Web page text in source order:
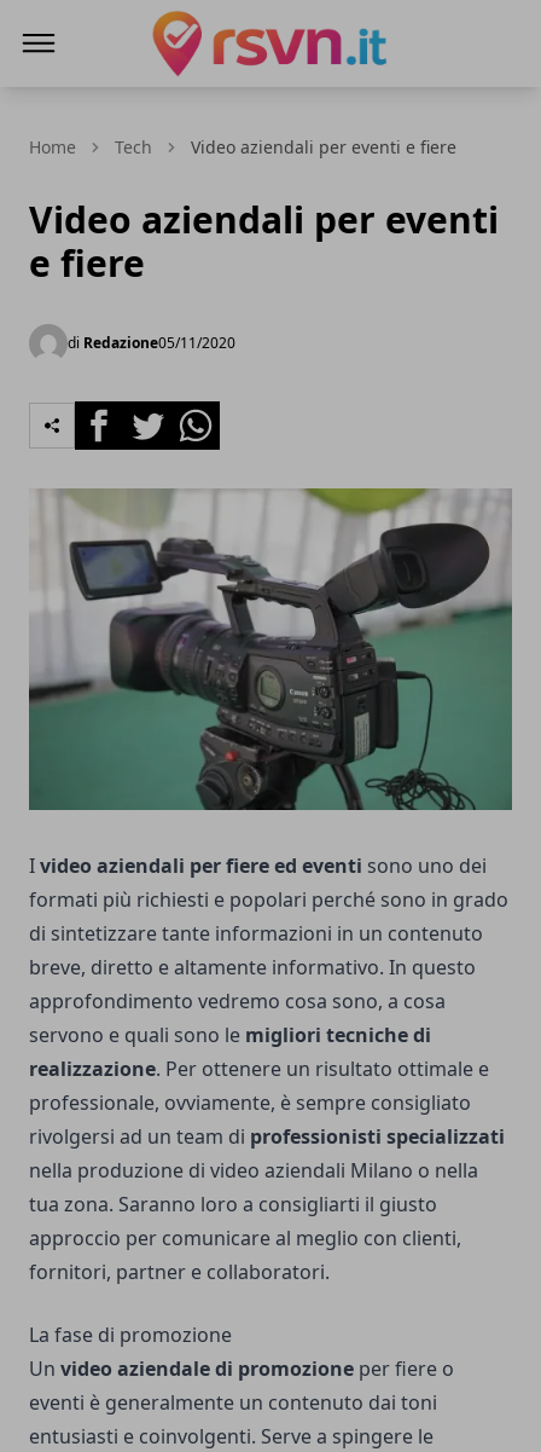
Home Tech Video aziendali per eventi e fiere
Video aziendali per eventi
e fiere
di Redazione05/11/2020
FacebookTwitterWhatsapp
Ivideo aziendali per fiere ed eventi sono uno dei
formati più richiesti e popolari perché sono in grado
di sintetizzare tante informazioni in un contenuto
breve, diretto e altamente informativo. In questo
approfondimento vedremo cosa sono, a cosa
servono e quali sono le migliori tecniche di
realizzazione. Per ottenere un risultato ottimale e
professionale, ovviamente, è sempre consigliato
rivolgersi ad un team di professionisti specializzati
nella produzione di video aziendali Milano o nella
tua zona. Saranno loro a consigliarti il giusto
approccio per comunicare al meglio con clienti,
fornitori, partner e collaboratori.
La fase di promozione
Un video aziendale di promozione per fiere o
eventi è generalmente un contenuto dai toni
entusiasti e coinvolgenti. Serve a spingere le